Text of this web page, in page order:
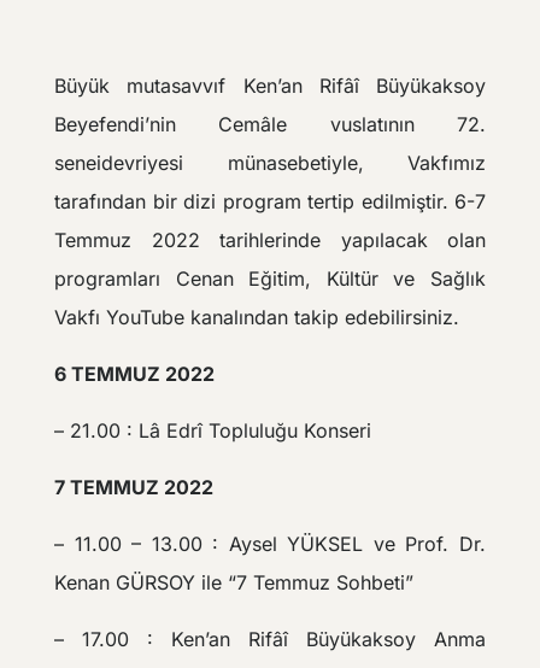
Büyük mutasavvıf Ken’an Rifâî Büyükaksoy
Beyefendi’nin Cemâle vuslatının 72.
seneidevriyesi münasebetiyle, Vakfımız
tarafından bir dizi program tertip edilmiştir. 6-7
Temmuz 2022 tarihlerinde yapılacak olan
programları Cenan Eğitim, Kültür ve Sağlık
Vakfı YouTube kanalından takip edebilirsiniz.
6 TEMMUZ 2022
– 21.00 : Lâ Edrî Topluluğu Konseri
7 TEMMUZ 2022
– 11.00 – 13.00 : Aysel YÜKSEL ve Prof. Dr.
Kenan GÜRSOY ile “7 Temmuz Sohbeti”
– 17.00 : Ken’an Rifâî Büyükaksoy Anma